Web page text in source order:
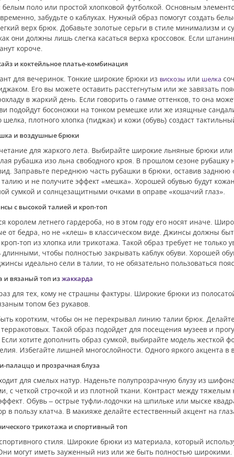
белым поло или простой хлопковой футболкой. Основным
забудьте о каблуках. Нужный образ помогут создать
верх брюк. Добавьте золотые серьги в стиле минимализм и
они должны лишь слегка касаться верха кроссовок. Если
короче.
и коктейльное платье-комбинация
для вечеринок. Тонкие широкие брюки из вискозы или шелка
Его вы можете оставить расстегнутым или же завязать
в жаркий день. Если говорить о гамме оттенков, то она
подойдут босоножки на тонком ремешке или же изящные
шелка, плотного хлопка (пиджак) и кожи (обувь) создаст
и воздушные брюки
для жаркого лета. Выбирайте широкие льняные брюки
рубашка изо льна свободного кроя. В прошлом сезоне рубашку
Заправьте переднюю часть рубашки в брюки, оставив заднюю
талию и не получите эффект «мешка». Хорошей обувью будут
сумкой и солнцезащитными очками в оправе «кошачий глаз».
с высокой талией и кроп-топ
королем летнего гардероба, но в этом году его носят иначе.
от бедра, но не «клеш» в классическом виде. Джинсы должны
топ из хлопка или трикотажа. Такой образ требует не
чтобы полностью закрывать каблук обуви. Хорошей
идеально сели в талии, то не обязательно пользоваться
и вязаный топ из жаккарда
для тех, кому не страшны фактуры. Широкие брюки из
топом без рукавов.
коротким, чтобы он не перекрывал линию талии брюк.
Такой образ подойдет для посещения музеев и
хотите дополнить образ сумкой, выбирайте модель жесткой
Избегайте лишней многослойности. Одного яркого акцента
палаццо и прозрачная блуза
для смелых натур. Наденьте полупрозрачную блузу из
с четкой строчкой и из плотной ткани. Контраст между
Обувь – острые туфли-лодочки на шпильке или мыске
в пользу клатча. В макияже делайте естественный акцент на
трикотажа и спортивный топ
стиля. Широкие брюки из материала, который
могут иметь зауженный низ или же быть полностью